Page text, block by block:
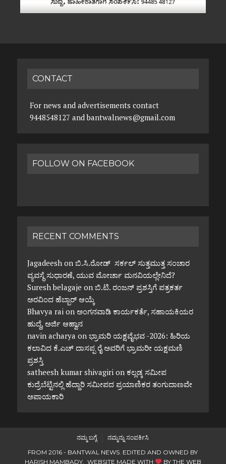
CONTACT
For news and advertisements contact
9448548127 and bantwalnews@gmail.com
FOLLOW ON FACEBOOK
RECENT COMMENTS
Jagadeeshon ಬಿ.ಸಿ.ರೋಡ್ ಸರ್ಕಲ್ ಸುತ್ತಮುತ್ತ ಸಂಚಾರ
ವ್ಯವಸ್ಥೆ ಸುಧಾರಣೆ, ಯುವ ಮೋರ್ಚಾ ಮನವಿಯಲ್ಲೇನಿದೆ?
Suresh belagaje on ಬಿ.ಟಿ. ರಂಜನ್ ಪ್ರಶಸ್ತಿಗೆ ಪತ್ರಕರ್ತ
ಅರವಿಂದ ಹೆಬ್ಬಾರ್ ಆಯ್ಕೆ
Bhavya raion ಅಂಗನವಾಡಿ ಕಾರ್ಯಕರ್ತೆ, ಸಹಾಯಕಿಯರ
ಹುದ್ದೆ, ಅರ್ಜಿ ಆಹ್ವಾನ
navin acharya on ಭ್ರಾಮರಿ ಯಕ್ಷವೈಭವ -2026: ಹಿರಿಯ
ಕಲಾವಿದ ಕೆ.ಎಚ್ ದಾಸಪ್ಪ ರೈ ಅವರಿಗೆ ಭ್ರಾಮರೀ ಯಕ್ಷಮಣಿ
ಪ್ರಶಸ್ತಿ
satheesh kumar shivagirion ಕಲ್ಲಡ್ಕ ಸಮೀಪ
ಕುದ್ರೆಬೆಟ್ಟಿನಲ್ಲಿ ಹೆದ್ದಾರಿ ಸಮೀಪದ ಪ್ರಯಾಣಿಕರ ತಂಗುದಾಣವೇ
ಅಪಾಯಕಾರಿ
ನಮ್ಮ ಬಗ್ಗೆ
ನಮ್ಮನ್ನು ಸಂಪರ್ಕಿಸಿ
FROM 2016 - BANTWAL NEWS. EDITED AND OWNED BY
HARISH MAMBADY. WEBSITE MADE WITH
BY THE WEB